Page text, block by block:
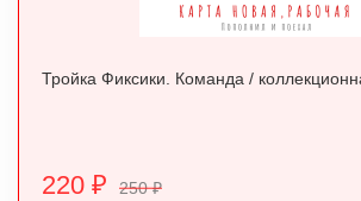
Тройка Фиксики. Команда /
220 ₽ 250₽